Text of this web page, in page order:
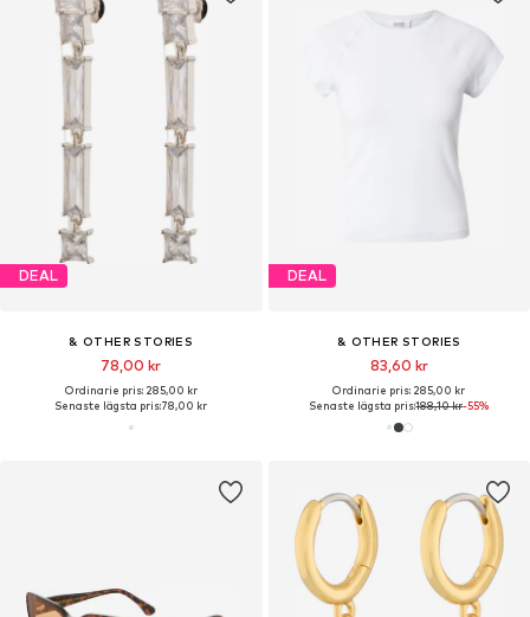
DEAL
& OTHER STORIES
78,00 kr
Ordinarie pris: 285,00 kr
Senaste lägsta pris:78,00 kr
DEAL
& OTHER STORIES
83,60 kr
Ordinarie pris: 285,00 kr
Senaste lägsta pris:188,10 kr-55%